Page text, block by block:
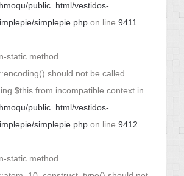
public_html/vestidos-
simplepie.php on line 9411
static method
should not be called
$this from incompatible context in
public_html/vestidos-
simplepie.php on line 9412
static method